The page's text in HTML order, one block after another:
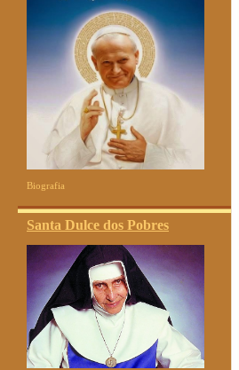
Biografia
Santa Dulce dos Pobres